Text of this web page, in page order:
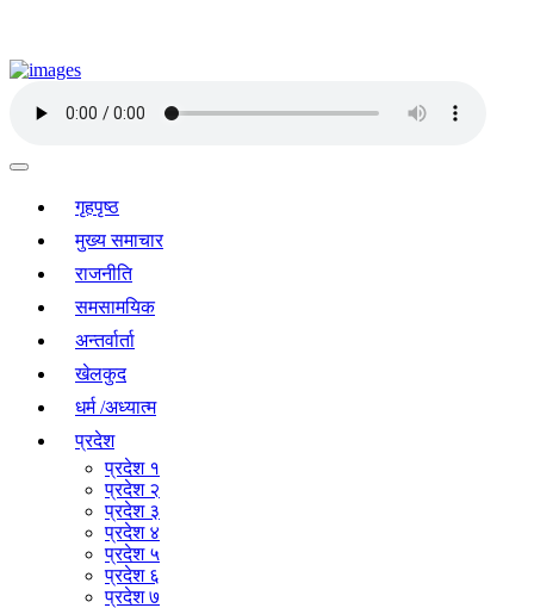
गृहपृष्ठ
मुख्य समाचार
राजनीति
समसामयिक
अन्तर्वार्ता
खेलकुद
धर्म /अध्यात्म
प्रदेश
प्रदेश १
प्रदेश २
प्रदेश ३
प्रदेश ४
प्रदेश ५
प्रदेश ६
प्रदेश ७